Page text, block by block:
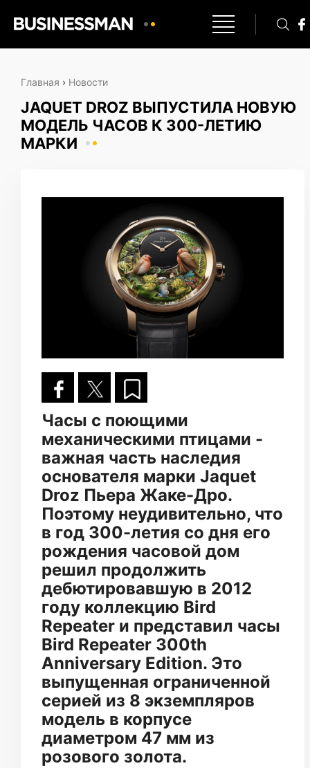
Главная › Новости
JAQUET DROZ ВЫПУСТИЛА НОВУЮ
МОДЕЛЬ ЧАСОВ К 300-ЛЕТИЮ
МАРКИ
Часы с поющими
механическими птицами -
важная часть наследия
основателя марки Jaquet
Droz Пьера Жаке-Дро.
Поэтому неудивительно, что
в год 300-летия со дня его
рождения часовой дом
решил продолжить
дебютировавшую в 2012
году коллекцию Bird
Repeater и представил часы
Bird Repeater 300th
Anniversary Edition. Это
выпущенная ограниченной
серией из 8 экземпляров
модель в корпусе
диаметром 47 мм из
розового золота.